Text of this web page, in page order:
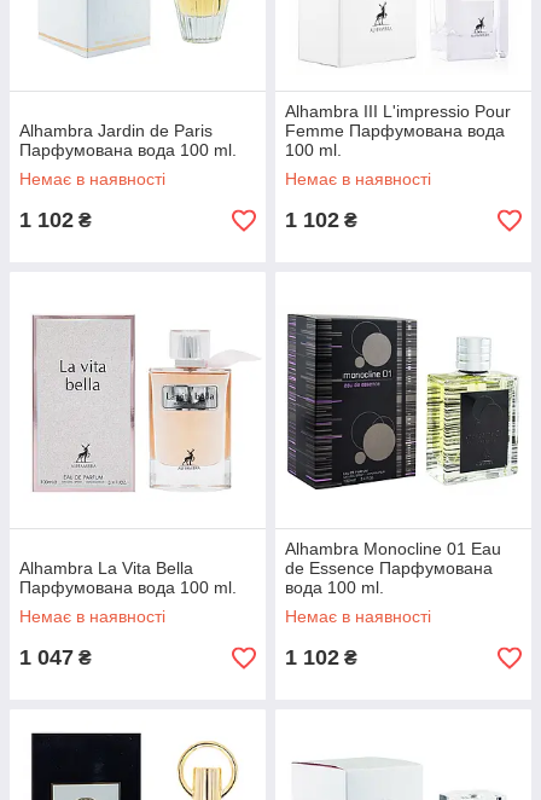
Alhambra Jardin de Paris
Парфумована вода 100 ml.
Немає в наявності
1 102 ₴
Alhambra III L'impressio Pour
Femme Парфумована вода
100 ml.
Немає в наявності
1 102 ₴
Alhambra La Vita Bella
Парфумована вода 100 ml.
Немає в наявності
1 047 ₴
Alhambra Monocline 01 Eau
de Essence Парфумована
вода 100 ml.
Немає в наявності
1 102 ₴